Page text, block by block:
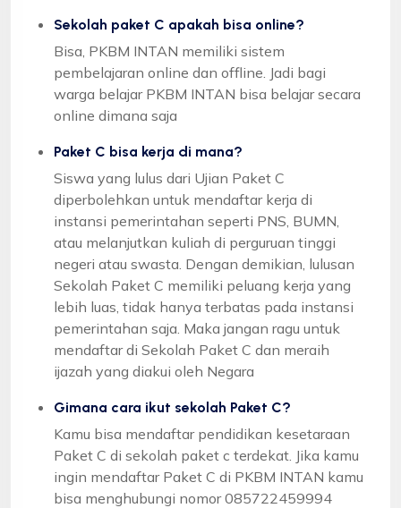
Sekolah paket C apakah bisa online?
Bisa, PKBM INTAN memiliki sistem
pembelajaran online dan offline. Jadi bagi
warga belajar PKBM INTAN bisa belajar secara
online dimana saja
Paket C bisa kerja di mana?
Siswa yang lulus dari Ujian Paket C
diperbolehkan untuk mendaftar kerja di
instansi pemerintahan seperti PNS, BUMN,
atau melanjutkan kuliah di perguruan tinggi
negeri atau swasta. Dengan demikian, lulusan
Sekolah Paket C memiliki peluang kerja yang
lebih luas, tidak hanya terbatas pada instansi
pemerintahan saja. Maka jangan ragu untuk
mendaftar di Sekolah Paket C dan meraih
ijazah yang diakui oleh Negara
Gimana cara ikut sekolah Paket C?
Kamu bisa mendaftar pendidikan kesetaraan
Paket C di sekolah paket c terdekat. Jika kamu
ingin mendaftar Paket C di PKBM INTAN kamu
bisa menghubungi nomor 085722459994